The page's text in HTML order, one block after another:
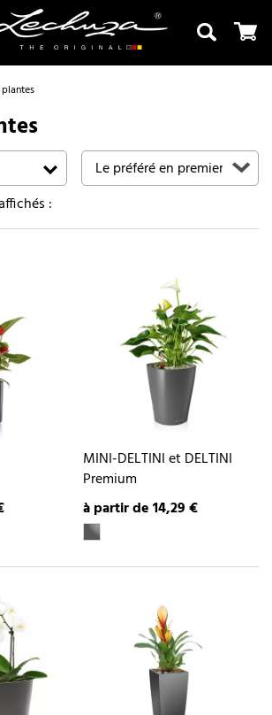
Recherche
:
MINI-DELTINI et DELTINI
Premium
à partir de 14,29 €